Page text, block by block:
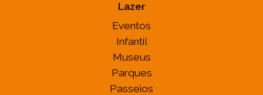
Lazer
Eventos
Infantil
Museus
Parques
Passeios